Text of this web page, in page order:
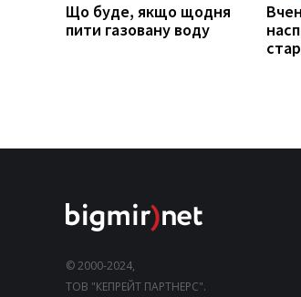
Що буде, якщо щодня
пити газовану воду
© 2000-2024,
ТОВ "КЕПРЕЙТ ПАРТНЕРС".